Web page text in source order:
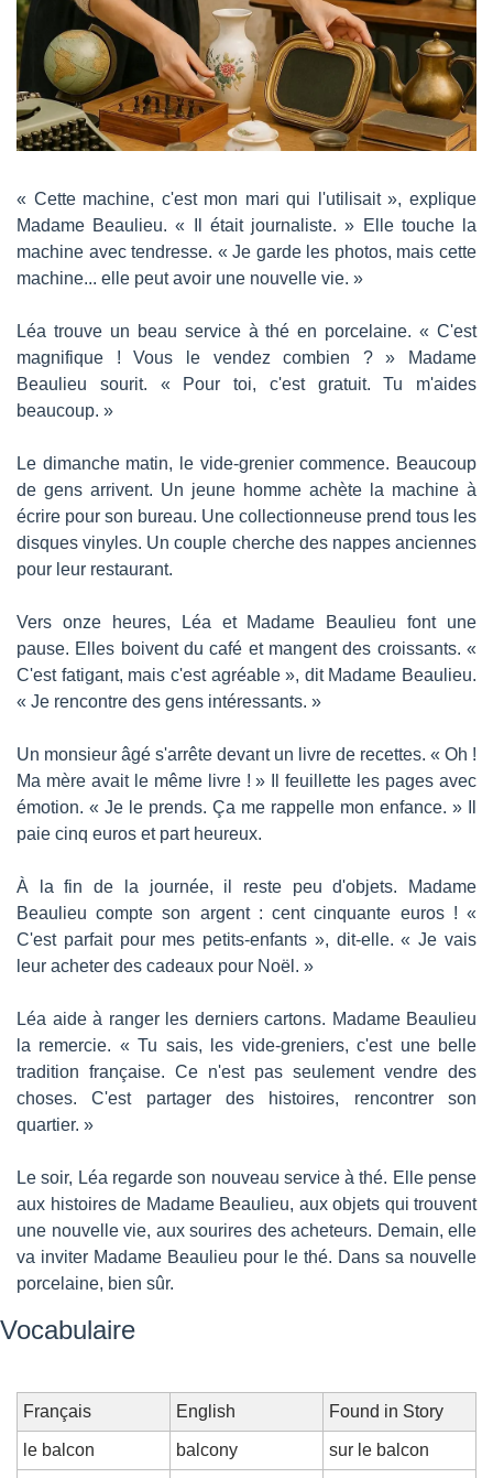
« Cette machine, c'est mon mari qui l'utilisait », explique
Madame Beaulieu. « Il était journaliste. » Elle touche la
machine avec tendresse. « Je garde les photos, mais cette
machine... elle peut avoir une nouvelle vie. »
Léa trouve un beau service à thé en porcelaine. « C'est
magnifique ! Vous le vendez combien ? » Madame
Beaulieu sourit. « Pour toi, c'est gratuit. Tu m'aides
beaucoup. »
Le dimanche matin, le vide-grenier commence. Beaucoup
de gens arrivent. Un jeune homme achète la machine à
écrire pour son bureau. Une collectionneuse prend tous les
disques vinyles. Un couple cherche des nappes anciennes
pour leur restaurant.
Vers onze heures, Léa et Madame Beaulieu font une
pause. Elles boivent du café et mangent des croissants. «
C'est fatigant, mais c'est agréable », dit Madame Beaulieu.
« Je rencontre des gens intéressants. »
Un monsieur âgé s'arrête devant un livre de recettes. « Oh !
Ma mère avait le même livre ! » Il feuillette les pages avec
émotion. « Je le prends. Ça me rappelle mon enfance. » Il
paie cinq euros et part heureux.
À la fin de la journée, il reste peu d'objets. Madame
Beaulieu compte son argent : cent cinquante euros ! «
C'est parfait pour mes petits-enfants », dit-elle. « Je vais
leur acheter des cadeaux pour Noël. »
Léa aide à ranger les derniers cartons. Madame Beaulieu
la remercie. « Tu sais, les vide-greniers, c'est une belle
tradition française. Ce n'est pas seulement vendre des
choses. C'est partager des histoires, rencontrer son
quartier. »
Le soir, Léa regarde son nouveau service à thé. Elle pense
aux histoires de Madame Beaulieu, aux objets qui trouvent
une nouvelle vie, aux sourires des acheteurs. Demain, elle
va inviter Madame Beaulieu pour le thé. Dans sa nouvelle
porcelaine, bien sûr.
Vocabulaire
Français English Found in Story
le balcon balcony sur le balcon